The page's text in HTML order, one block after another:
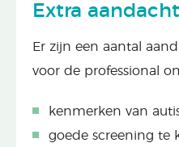
Extra
Er zijn een aantal
voor de professional
kenmerken van
goede screening te